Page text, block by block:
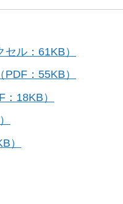
ル：61KB）
：55KB）
18KB）
）